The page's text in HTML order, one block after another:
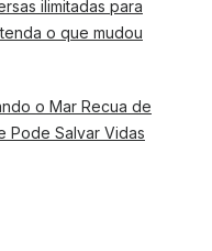
ilimitadas para
o que mudou
o Mar Recua de
Pode Salvar Vidas